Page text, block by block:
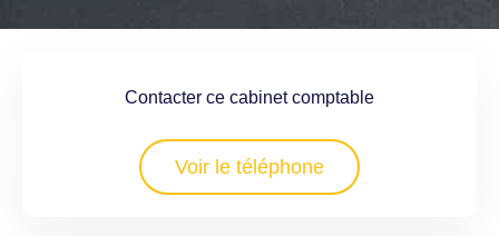
Contacter ce cabinet comptable
Voir le téléphone